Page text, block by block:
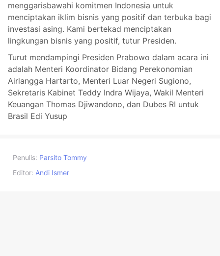
menggarisbawahi komitmen Indonesia untuk
menciptakan iklim bisnis yang positif dan terbuka bagi
investasi asing. Kami bertekad menciptakan
lingkungan bisnis yang positif, tutur Presiden.
Turut mendampingi Presiden Prabowo dalam acara ini
adalah Menteri Koordinator Bidang Perekonomian
Airlangga Hartarto, Menteri Luar Negeri Sugiono,
Sekretaris Kabinet Teddy Indra Wijaya, Wakil Menteri
Keuangan Thomas Djiwandono, dan Dubes RI untuk
Brasil Edi Yusup
Penulis: Parsito Tommy
Editor: Andi Ismer